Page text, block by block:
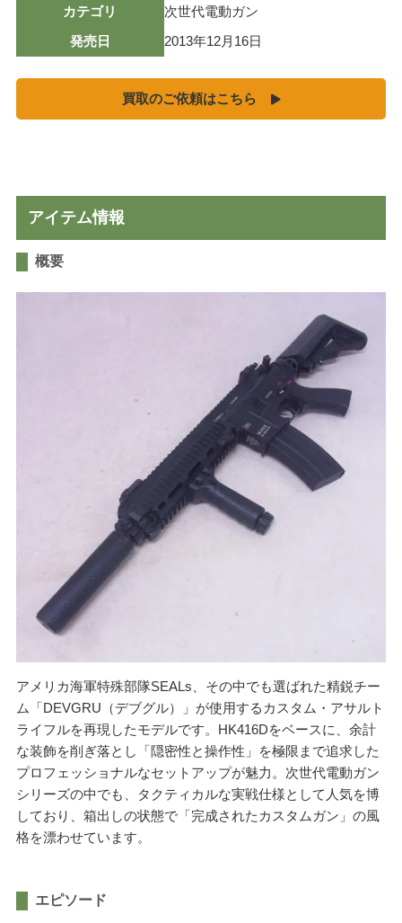
KSC
K.T.W
G&G
松栄製作所
ご利用案内
ご利用が初めての方へ
宅配買取の流れ
出張買取の流れ
店頭買取の流れ
遺品買取
出張対応エリア
関東・関西エリアの出張買取強化中！
くれいも屋について
会社概要
スタッフ紹介
スタッフブログ
カテゴリ
次世代電動ガン
発売日
2013年12月16日
買取のご依頼はこちら
アイテム情報
概要
アメリカ海軍特殊部隊SEALs、その中でも選ばれた精鋭チー
ム「DEVGRU（デブグル）」が使用するカスタム・アサルト
ライフルを再現したモデルです。HK416Dをベースに、余計
な装飾を削ぎ落とし「隠密性と操作性」を極限まで追求した
プロフェッショナルなセットアップが魅力。次世代電動ガン
シリーズの中でも、タクティカルな実戦仕様として人気を博
しており、箱出しの状態で「完成されたカスタムガン」の風
格を漂わせています。
エピソード